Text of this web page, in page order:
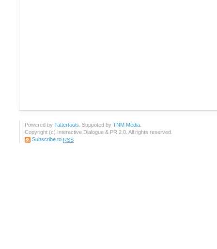
Powered by Tattertools . Suppoted by TNM Media
Copyright (c) Interactive Dialogue & PR 2.0. All rights reserved.
Subscribe to RSS